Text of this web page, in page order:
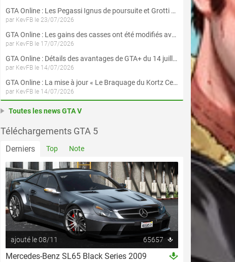
GTA Online : Les Pegassi Ignus de poursuite et Grotti Veleno GT sont maintenant disponibles
par KevFB le 23/07/2026
GTA Online : Les gains des casses ont été modifiés avec la mise à jour « Le Braquage du Kortz Center »
par KevFB le 17/07/2026
GTA Online : Détails des avantages de GTA+ du 14 juillet au 12 août
par KevFB le 14/07/2026
GTA Online : La mise à jour « Le Braquage du Kortz Center » est maintenant disponible
par KevFB le 14/07/2026
Toutes les news GTA V
Téléchargements GTA 5
Derniers Top Note
ajouté le 08/11 65657
Mercedes-Benz SL65 Black Series 2009